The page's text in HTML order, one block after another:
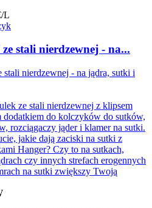
L
stali nierdzewnej - na...
ze stali nierdzewnej z klipsem
dodatkiem do kolczyków do sutków,
rozciągaczy jąder i klamer na sutki.
jakie dają zaciski na sutki z
Hanger? Czy to na sutkach,
czy innych strefach erogennych
na sutki zwiększy Twoją